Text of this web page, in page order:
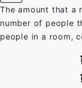
The amount that a
number of people
people in a room,